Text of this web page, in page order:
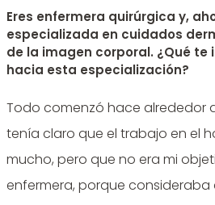
Eres enfermera quirúrgica y,
especializada en cuidados
de la imagen corporal. ¿Qué te
hacia esta especialización?
Todo comenzó hace alrededor
tenía claro que el trabajo en el
mucho, pero que no era mi
enfermera, porque